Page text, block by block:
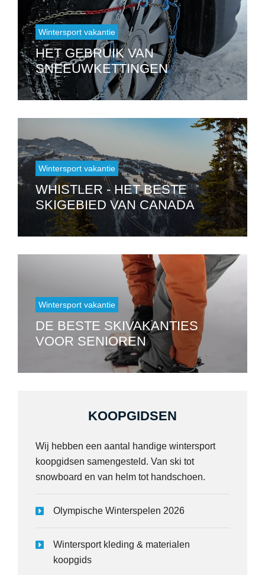
Wintersport vakantie
HET GEBRUIK VAN
SNEEUWKETTINGEN
Wintersport vakantie
WHISTLER - HET BESTE
SKIGEBIED VAN CANADA
Wintersport vakantie
DE BESTE SKIVAKANTIES
VOOR SENIOREN
KOOPGIDSEN
Wij hebben een aantal handige wintersport
koopgidsen samengesteld. Van ski tot
snowboard en van helm tot handschoen.
Olympische Winterspelen 2026
Wintersport kleding & materialen
koopgids